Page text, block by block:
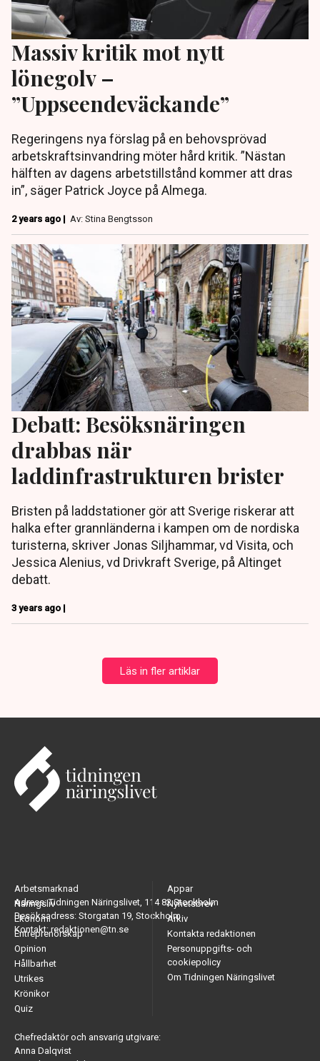
Massiv kritik mot nytt
lönegolv –
”Uppseendeväckande”
Regeringens nya förslag på en behovsprövad
arbetskraftsinvandring möter hård kritik. ”Nästan
hälften av dagens arbetstillstånd kommer att dras
in”, säger Patrick Joyce på Almega.
2 years ago | Av: Stina Bengtsson
Debatt: Besöksnäringen
drabbas när
laddinfrastrukturen brister
Bristen på laddstationer gör att Sverige riskerar att
halka efter grannländerna i kampen om de nordiska
turisterna, skriver Jonas Siljhammar, vd Visita, och
Jessica Alenius, vd Drivkraft Sverige, på Altinget
debatt.
3 years ago |
Läs in fler artiklar
Adress: Tidningen Näringslivet, 114 82 Stockholm
Besöksadress: Storgatan 19, Stockholm
Kontakt: redaktionen@tn.se
Arbetsmarknad
Näringsliv
Ekonomi
Entreprenörskap
Opinion
Hållbarhet
Utrikes
Krönikor
Quiz
Appar
Nyhetsbrev
Arkiv
Kontakta redaktionen
Personuppgifts- och
cookiepolicy
Om Tidningen Näringslivet
Chefredaktör och ansvarig utgivare:
Anna Dalqvist